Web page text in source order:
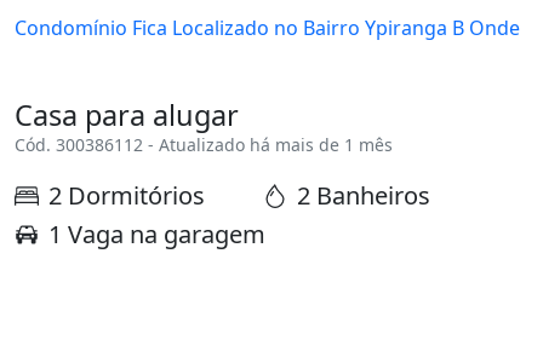
Condomínio Fica Localizado no Bairro Ypiranga B Onde
Casa para alugar
Cód. 300386112 - Atualizado há mais de 1 mês
2 Dormitórios
2 Banheiros
1 Vaga na garagem